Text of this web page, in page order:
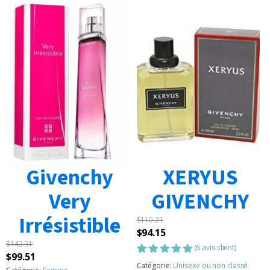
Givenchy
Very
Irrésistible
$142.31
Le
$99.51
XERYUS
GIVENCHY
$110.21
Le
prix
initial
$94.15Le
prix
actuel
Noté5.00
6
(6 avis client)
Catégorie: Unisexe ou non classé